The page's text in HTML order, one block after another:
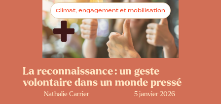
Climat, engagement et mobilisation
La reconnaissance : un geste
volontaire dans un monde pressé
Nathalie Carrier 5 janvier 2026